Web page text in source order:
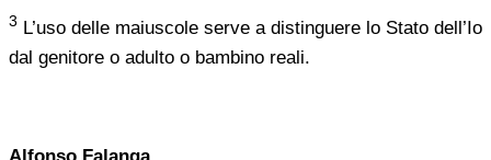
3 L’uso delle maiuscole serve a distinguere lo Stato dell’Io
dal genitore o adulto o bambino reali.